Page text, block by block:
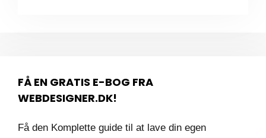
FÅ EN GRATIS E-BOG FRA
WEBDESIGNER.DK!
Få den Komplette guide til at lave din egen